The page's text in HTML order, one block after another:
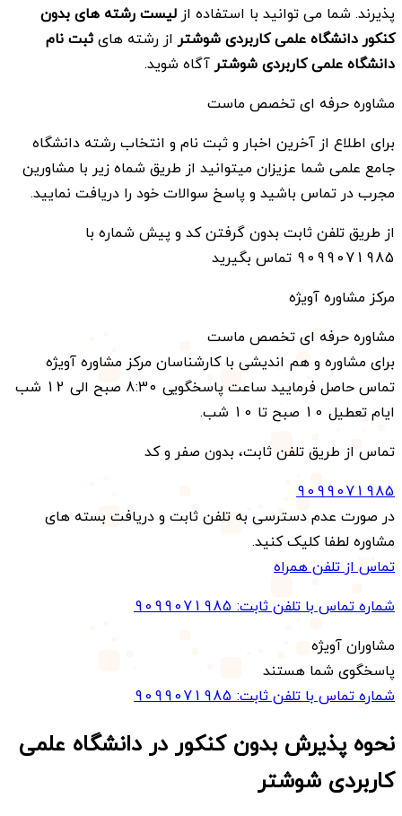
پذیرند. شما می توانید با استفاده از لیست رشته های بدون
کنکور دانشگاه علمی کاربردیشوشتر از رشته هایثبت نام
دانشگاه علمی کاربردیشوشتر آگاه شوید.
مشاوره حرفه ای تخصص ماست
برای اطلاع از آخرین اخبار و ثبت نام و انتخاب رشته دانشگاه
جامع علمی شما عزیزان میتوانید از طریق شماه زیر با مشاورین
مجرب در تماس باشید و پاسخ سوالات خود را دریافت نمایید.
از طریق تلفن ثابت بدون گرفتن کد و پیش شماره با
9099071985 تماس بگیرید
مرکز مشاوره آویژه
مشاوره حرفه ای تخصص ماست
برای مشاوره و هم اندیشی با کارشناسان مرکز مشاوره آویژه
تماس حاصل فرمایید ساعت پاسخگویی 8:30 صبح الی 12 شب
ایام تعطیل 10 صبح تا 10 شب.
تماس از طریق تلفن ثابت، بدون صفر و کد
9099071985
در صورت عدم دسترسی به تلفن ثابت و دریافت بسته های
مشاوره لطفا کلیک کنید.
تماس از تلفن همراه
شماره تماس با تلفن ثابت:9099071985
مشاوران آویژه
پاسخگوی شما هستند
شماره تماس با تلفن ثابت:9099071985
نحوه پذیرش بدون کنکور در دانشگاه علمی
کاربردی شوشتر